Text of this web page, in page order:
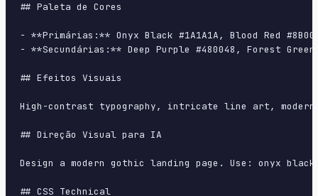
## Paleta de Cores
- **Primárias:** Onyx Black #1A1A1A, Blood Red
- **Secundárias:** Deep Purple #480048, Forest Green
## Efeitos Visuais
High-contrast typography, intricate line art,
## Direção Visual para IA
Design a modern gothic landing page. Use: onyx
## CSS Technical